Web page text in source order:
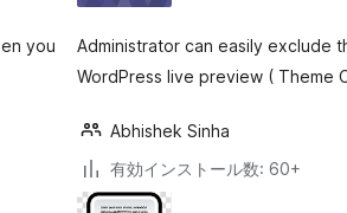
you
Administrator can easily exclude
WordPress live preview ( Theme
Abhishek Sinha
有効インストール数: 60+